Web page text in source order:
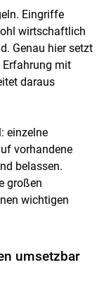
Eingriffe
wirtschaftlich
Genau hier setzt
Erfahrung mit
daraus
einzelne
vorhandene
belassen.
großen
wichtigen
umsetzbar